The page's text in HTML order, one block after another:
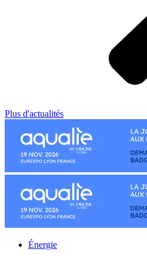
Plus d'actualités
Énergie